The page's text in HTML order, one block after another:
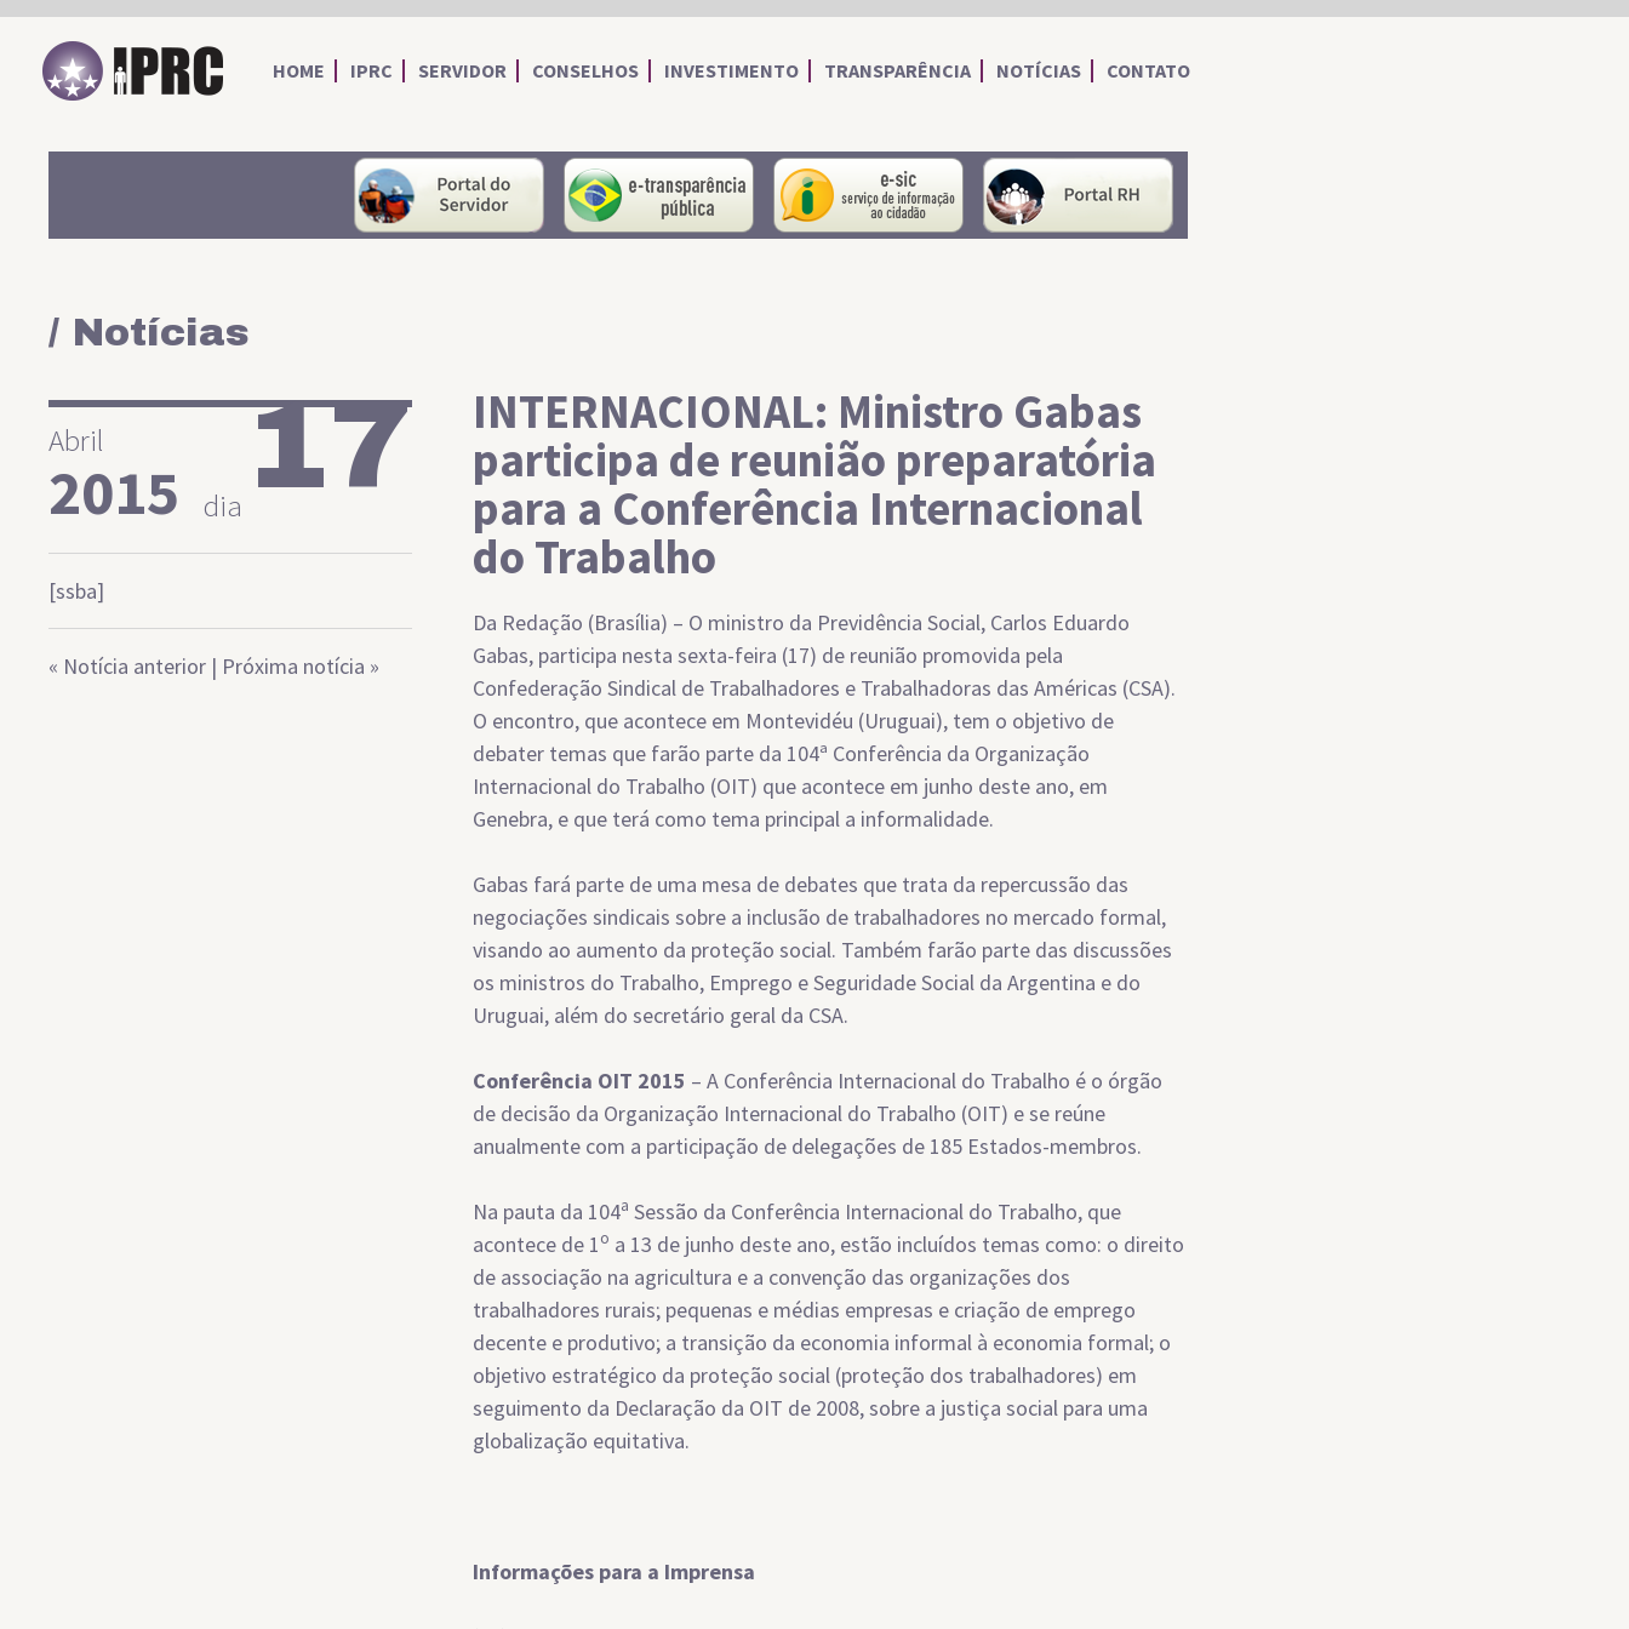
IPRC
HOME IPRC SERVIDOR CONSELHOS INVESTIMENTO TRANSPARÊNCIA NOTÍCIAS CONTATO
portal do servidor portal da transparência Serviço de Informações ao Cidadão
/ Notícias
Abril
2015 dia17
[ssba]
« Notícia anterior | Próxima notícia »
INTERNACIONAL: Ministro Gabas
participa de reunião preparatória
para a Conferência Internacional
do Trabalho
Da Redação (Brasília) – O ministro da Previdência Social, Carlos Eduardo
Gabas, participa nesta sexta-feira (17) de reunião promovida pela
Confederação Sindical de Trabalhadores e Trabalhadoras das Américas (CSA).
O encontro, que acontece em Montevidéu (Uruguai), tem o objetivo de
debater temas que farão parte da 104ª Conferência da Organização
Internacional do Trabalho (OIT) que acontece em junho deste ano, em
Genebra, e que terá como tema principal a informalidade.
Gabas fará parte de uma mesa de debates que trata da repercussão das
negociações sindicais sobre a inclusão de trabalhadores no mercado formal,
visando ao aumento da proteção social. Também farão parte das discussões
os ministros do Trabalho, Emprego e Seguridade Social da Argentina e do
Uruguai, além do secretário geral da CSA.
Conferência OIT 2015 – A Conferência Internacional do Trabalho é o órgão
de decisão da Organização Internacional do Trabalho (OIT) e se reúne
anualmente com a participação de delegações de 185 Estados-membros.
Na pauta da 104a Sessão da Conferência Internacional do Trabalho, que
acontece de 1o a 13 de junho deste ano, estão incluídos temas como: o direito
de associação na agricultura e a convenção das organizações dos
trabalhadores rurais; pequenas e médias empresas e criação de emprego
decente e produtivo; a transição da economia informal à economia formal; o
objetivo estratégico da proteção social (proteção dos trabalhadores) em
seguimento da Declaração da OIT de 2008, sobre a justiça social para uma
globalização equitativa.
Informações para a Imprensa